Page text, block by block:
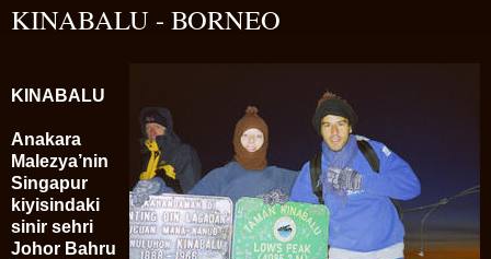
KINABALU - BORNEO
KINABALU
Anakara
Malezya’nin
Singapur
kiyisindaki
sinir sehri
Johor Bahru